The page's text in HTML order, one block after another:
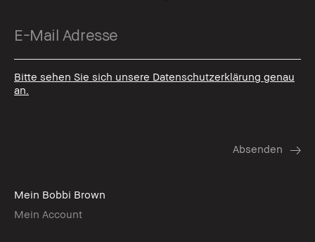
Bitte sehen Sie sich unsere Datenschutzerklärung genau
an.
Mein Bobbi Brown
Mein Account